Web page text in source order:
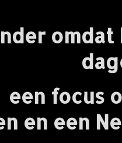
een focus
en een